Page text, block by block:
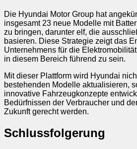
Die Hyundai Motor Group hat
insgesamt 23 neue Modelle mit
zu bringen, darunter elf, die
basieren. Diese Strategie zeigt das
Unternehmens für die
in diesem Bereich führend zu sein.
Mit dieser Plattform wird Hyundai
bestehenden Modelle aktualisieren,
innovative Fahrzeugkonzepte
Bedürfnissen der Verbraucher und
Zukunft gerecht werden.
Schlussfolgerung